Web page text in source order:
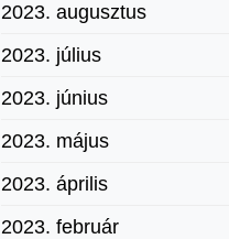
2023. augusztus
2023. július
2023. június
2023. május
2023. április
2023. február